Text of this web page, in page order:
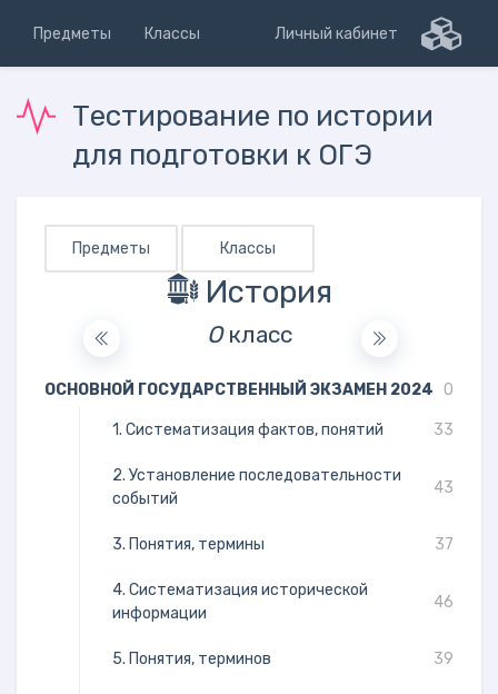
Предметы Классы Личный кабинет
Тестирование по истории
для подготовки к ОГЭ
Предметы Классы
История
Окласс
ОСНОВНОЙ ГОСУДАРСТВЕННЫЙ ЭКЗАМЕН 2024 0
1. Систематизация фактов, понятий 33
2. Установление последовательности
событий
43
3. Понятия, термины 37
4. Систематизация исторической
информации
46
5. Понятия, терминов 39